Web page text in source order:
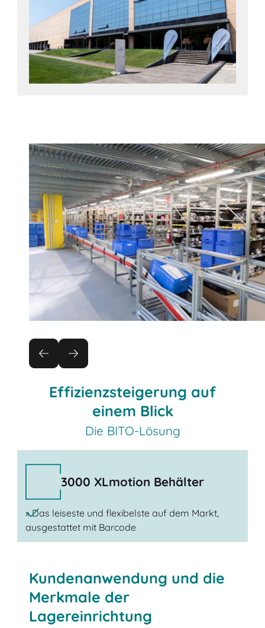
Effizienzsteigerung auf
einem Blick
Die BITO-Lösung
3000 XLmotion Behälter
» Das leiseste und flexibelste auf dem Markt,
ausgestattet mit Barcode
Kundenanwendung und die
Merkmale der
Lagereinrichtung